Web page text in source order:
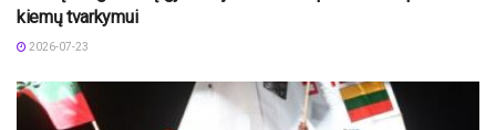
kiemų tvarkymui
2026-07-23